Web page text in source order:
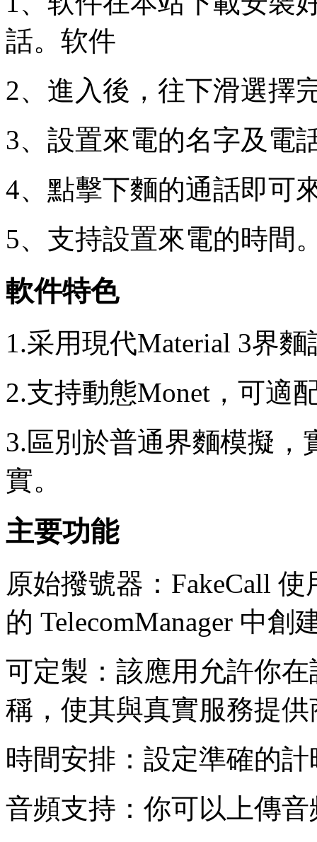
話。软件
2、進入後，往下滑選擇
3、設置來電的名字及電
4、點擊下麵的通話即可
5、支持設置來電的時間
軟件特色
1.采用現代Material 3界
2.支持動態Monet，可適
3.區別於普通界麵模擬
實。
主要功能
原始撥號器：FakeCall
的 TelecomManager 中
可定製：該應用允許你
稱，使其與真實服務提
時間安排：設定準確的
音頻支持：你可以上傳